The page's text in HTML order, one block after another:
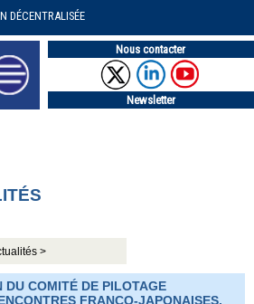
DÉCENTRALISÉE
Nous contacter
Newsletter
>
DU COMITÉ DE PILOTAGE
FRANCO-JAPONAISES,